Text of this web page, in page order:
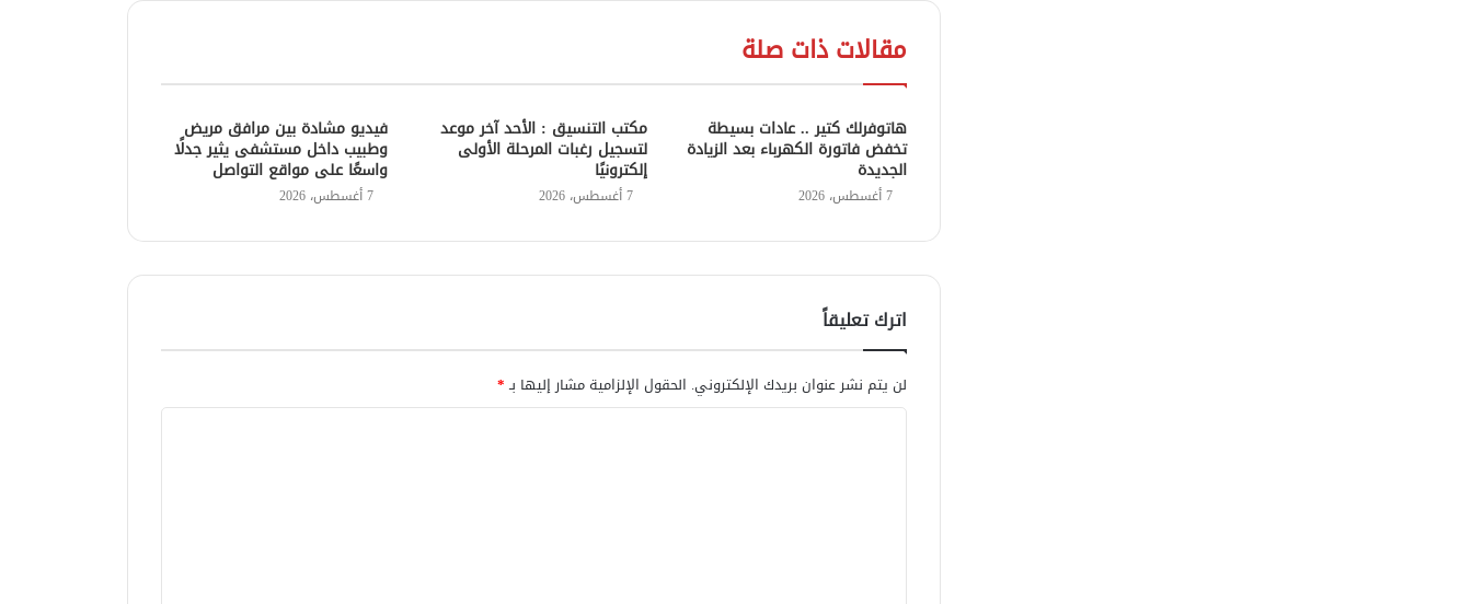
مقالات ذات صلة
هاتوفرلك كتير .. عادات بسيطة
تخفض فاتورة الكهرباء بعد الزيادة
الجديدة
7 أغسطس، 2026
مكتب التنسيق : الأحد آخر موعد
لتسجيل رغبات المرحلة الأولى
إلكترونيًا
7 أغسطس، 2026
فيديو مشادة بين مرافق مريض
وطبيب داخل مستشفى يثير جدلًا
واسعًا على مواقع التواصل
7 أغسطس، 2026
اترك تعليقاً
لن يتم نشر عنوان بريدك الإلكتروني. الحقول الإلزامية مشار إليها بـ*